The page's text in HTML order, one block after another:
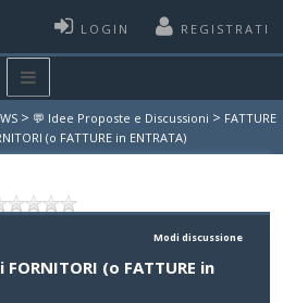
LOGIN REGISTRATI
> 💬 Idee Proposte e Discussioni > FATTURE
(o FATTURE in ENTRATA)
Modi discussione
FORNITORI (o FATTURE in